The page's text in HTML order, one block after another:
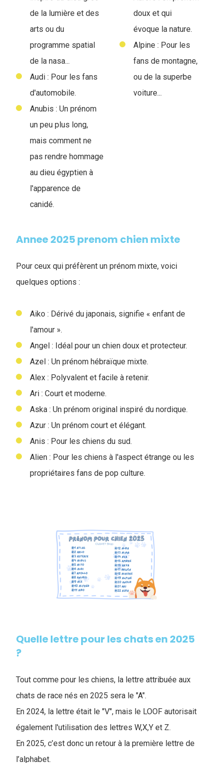
de la lumière et des
arts ou du
programme spatial
de la nasa...
Audi : Pour les fans
d'automobile.
Anubis : Un prénom
un peu plus long,
mais comment ne
pas rendre hommage
au dieu égyptien à
l'apparence de
canidé.
doux et qui
évoque la nature.
Alpine : Pour les
fans de montagne,
ou de la superbe
voiture...
Annee 2025 prenom chien mixte
Pour ceux qui préfèrent un prénom mixte, voici
quelques options :
Aiko : Dérivé du japonais, signifie « enfant de
l'amour ».
Angel : Idéal pour un chien doux et protecteur.
Azel : Un prénom hébraïque mixte.
Alex : Polyvalent et facile à retenir.
Ari : Court et moderne.
Aska : Un prénom original inspiré du nordique.
Azur : Un prénom court et élégant.
Anis : Pour les chiens du sud.
Alien : Pour les chiens à l'aspect étrange ou les
propriétaires fans de pop culture.
Quelle lettre pour les chats en 2025
?
Tout comme pour les chiens, la lettre attribuée aux
chats de race nés en 2025 sera le "A".
En 2024, la lettre était le "V", mais le LOOF autorisait
également l'utilisation des lettres W,X,Y et Z.
En 2025, c’est donc un retour à la première lettre de
l’alphabet.